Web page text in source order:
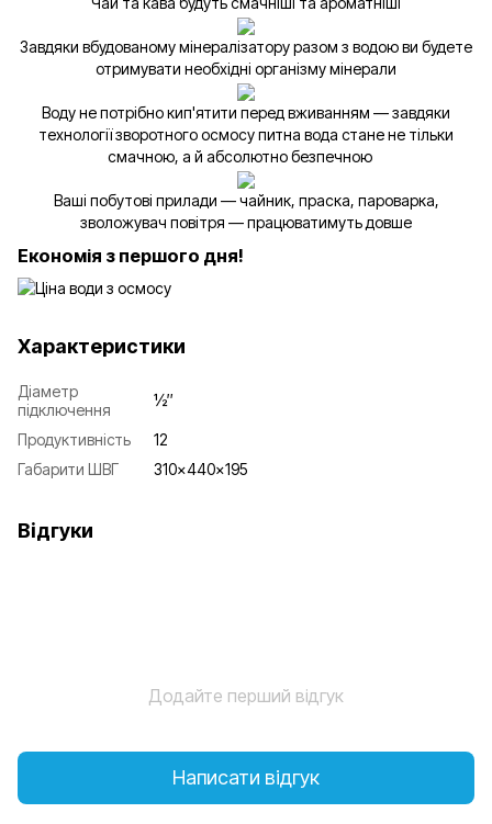
Завдяки вбудованому мінералізатору разом з водою ви будете
отримувати необхідні організму мінерали
Воду не потрібно кип'ятити перед вживанням — завдяки
технології зворотного осмосу питна вода стане не тільки
смачною, а й абсолютно безпечною
Ваші побутові прилади — чайник, праска, пароварка,
зволожувач повітря — працюватимуть довше
Економія з першого дня!
Характеристики
Діаметр
підключення
½″
Продуктивність
12
Габарити ШВГ
310×440×195
Відгуки
Додайте перший відгук
Написати відгук